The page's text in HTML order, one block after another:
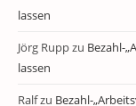
lassen
Jörg Ruppzu Bezahl-
lassen
Ralfzu Bezahl-